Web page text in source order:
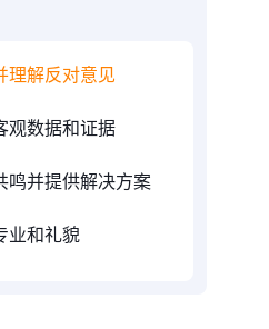
理解反对意见
观数据和证据
鸣并提供解决方案
业和礼貌